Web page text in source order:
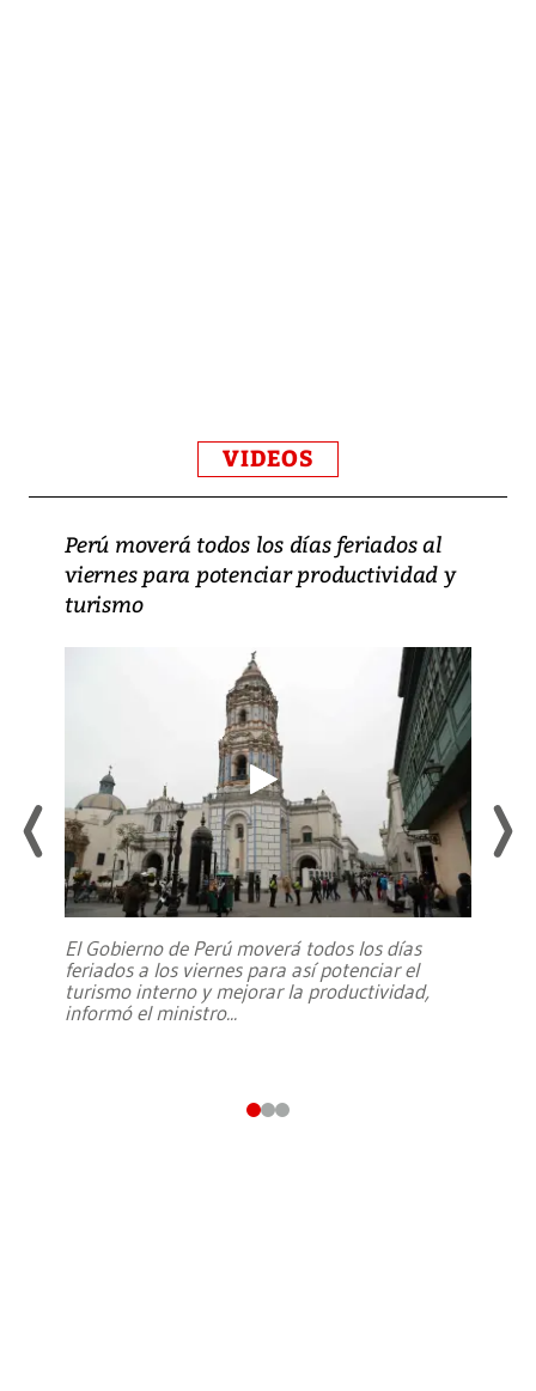
VIDEOS
Perú moverá todos los días feriados al
viernes para potenciar productividad y
turismo
El Gobierno de Perú moverá todos los días
feriados a los viernes para así potenciar el
turismo interno y mejorar la productividad,
informó el ministro...